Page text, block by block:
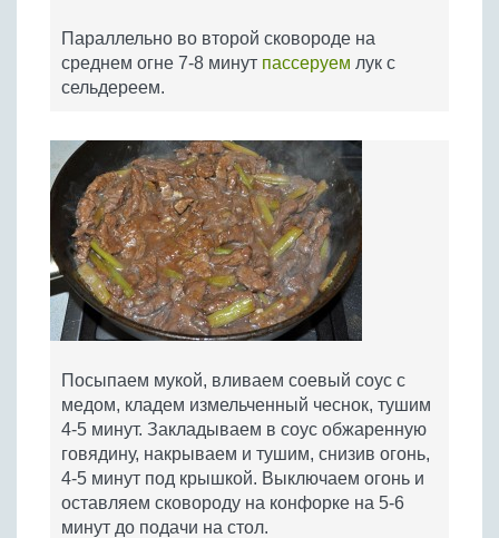
Параллельно во второй сковороде на
среднем огне 7-8 минут пассеруем лук с
сельдереем.
Посыпаем мукой, вливаем соевый соус с
медом, кладем измельченный чеснок, тушим
4-5 минут. Закладываем в соус обжаренную
говядину, накрываем и тушим, снизив огонь,
4-5 минут под крышкой. Выключаем огонь и
оставляем сковороду на конфорке на 5-6
минут до подачи на стол.